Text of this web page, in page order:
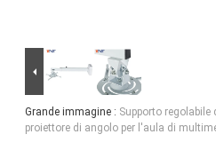
Grande immagine : Supporto regolabile
proiettore di angolo per l'aula di